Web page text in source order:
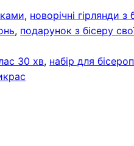
, новорічні гірлянди з
, подарунок з бісеру
30 хв, набір для